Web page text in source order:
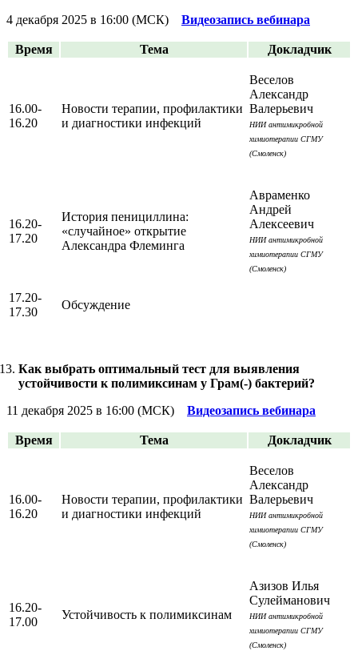
4 декабря 2025 в 16:00 (МСК) Видеозапись вебинара
Время Тема Докладчик
16.00-
16.20
Новости терапии, профилактики
и диагностики инфекций
Веселов
Александр
Валерьевич
НИИ антимикробной
химиотерапии СГМУ
(Смоленск)
16.20-
17.20
История пенициллина:
«случайное» открытие
Александра Флеминга
Авраменко
Андрей
Алексеевич
НИИ антимикробной
химиотерапии СГМУ
(Смоленск)
17.20-
17.30
Обсуждение
Как выбрать оптимальный тест для выявления
устойчивости к полимиксинам у Грам(-) бактерий?
11 декабря 2025 в 16:00 (МСК) Видеозапись вебинара
Время Тема Докладчик
16.00-
16.20
Новости терапии, профилактики
и диагностики инфекций
Веселов
Александр
Валерьевич
НИИ антимикробной
химиотерапии СГМУ
(Смоленск)
16.20-
17.00
Устойчивость к полимиксинам
Азизов Илья
Сулейманович
НИИ антимикробной
химиотерапии СГМУ
(Смоленск)